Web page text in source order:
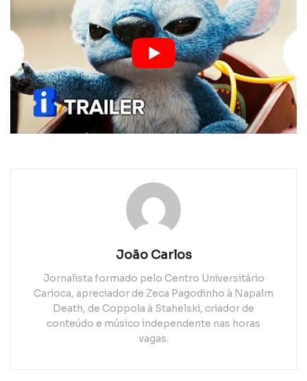
João Carlos
Jornalista formado pelo Centro Universitário
Carioca, apreciador de Zeca Pagodinho à Napalm
Death, de Coppola à Stahelski, criador de
conteúdo e músico independente nas horas
vagas.